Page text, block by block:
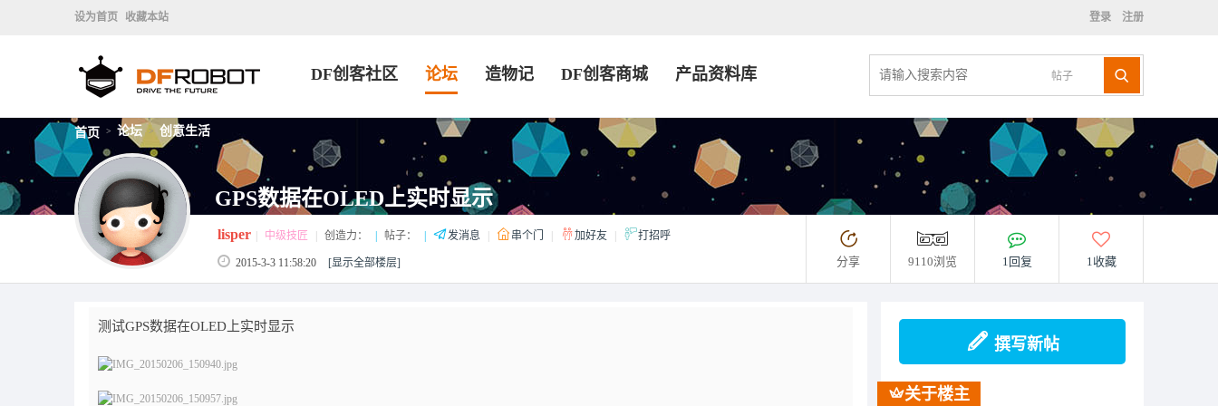
设为首页 收藏本站 登录 注册
帖子
DF创客社区 论坛 造物记 DF创客商城 产品资料库
首页 > 论坛 > 创意生活
GPS数据在OLED上实时显示
lisper 中级技匠 创造力： 帖子： 发消息 串个门 加好友 打招呼
2015-3-3 11:58:20 [显示全部楼层] 分享 9110浏览 1回复 1收藏
测试GPS数据在OLED上实时显示
撰写新帖
关于楼主